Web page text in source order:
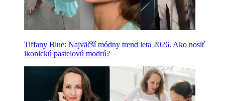
Tiffany Blue: Najväčší módny trend leta 2026. Ako nosiť
ikonickú pastelovú modrú?